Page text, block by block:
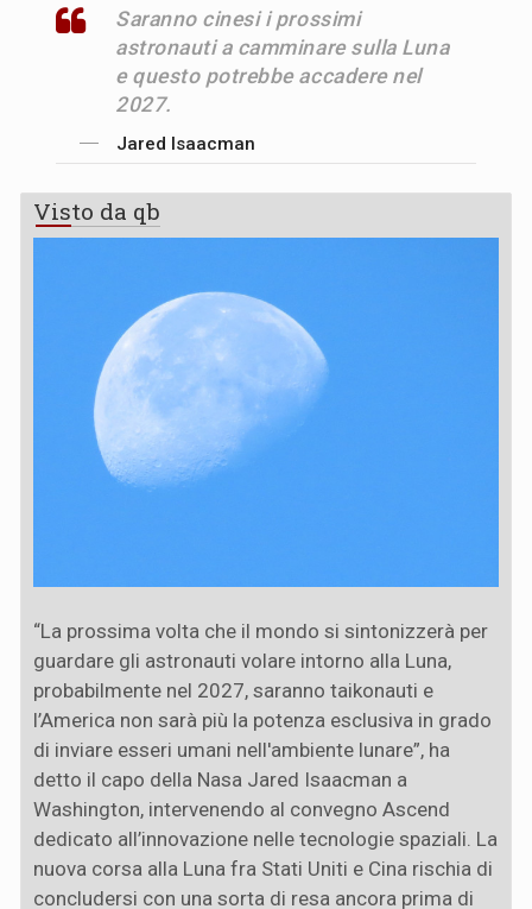
Saranno cinesi i prossimi
astronauti a camminare sulla Luna
e questo potrebbe accadere nel
2027.
Jared Isaacman
Visto da qb
“La prossima volta che il mondo si sintonizzerà per
guardare gli astronauti volare intorno alla Luna,
probabilmente nel 2027, saranno taikonauti e
l’America non sarà più la potenza esclusiva in grado
di inviare esseri umani nell'ambiente lunare”, ha
detto il capo della Nasa Jared Isaacman a
Washington, intervenendo al convegno Ascend
dedicato all’innovazione nelle tecnologie spaziali. La
nuova corsa alla Luna fra Stati Uniti e Cina rischia di
concludersi con una sorta di resa ancora prima di